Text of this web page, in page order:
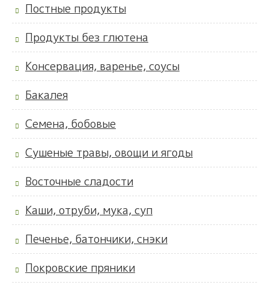
Постные продукты
Продукты без глютена
Консервация, варенье, соусы
Бакалея
Семена, бобовые
Сушеные травы, овощи и ягоды
Восточные сладости
Каши, отруби, мука, суп
Печенье, батончики, снэки
Покровские пряники